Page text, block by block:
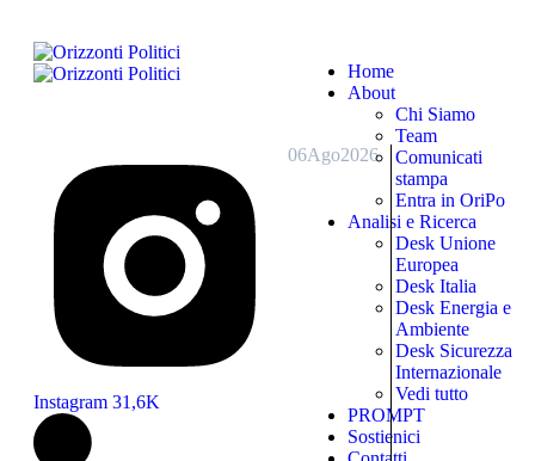
Home
About
Chi Siamo
Team
Comunicati
stampa
Entra in OriPo
Analisi e Ricerca
Desk Unione
Europea
Desk Italia
Desk Energia e
Ambiente
Desk Sicurezza
Internazionale
Vedi tutto
PROMPT
Sostienici
Instagram 31,6K
06Ago2026